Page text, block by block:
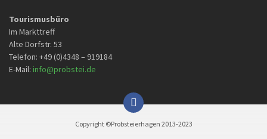
Tourismusbüro
Im Markttreff
Alte Dorfstr. 53
Telefon: +49 (0)4348 – 919184
E-Mail: info@probstei.de
Copyright ©Probsteierhagen 2013-2023